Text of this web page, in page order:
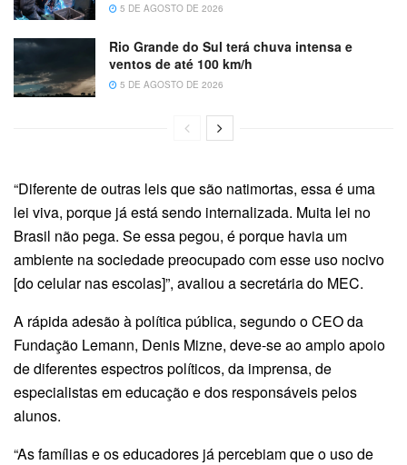
5 DE AGOSTO DE 2026
Rio Grande do Sul terá chuva intensa e
ventos de até 100 km/h
5 DE AGOSTO DE 2026
“Diferente de outras leis que são natimortas, essa é uma
lei viva, porque já está sendo internalizada. Muita lei no
Brasil não pega. Se essa pegou, é porque havia um
ambiente na sociedade preocupado com esse uso nocivo
[do celular nas escolas]”, avaliou a secretária do MEC.
A rápida adesão à política pública, segundo o CEO da
Fundação Lemann, Denis Mizne, deve-se ao amplo apoio
de diferentes espectros políticos, da imprensa, de
especialistas em educação e dos responsáveis pelos
alunos.
“As famílias e os educadores já percebiam que o uso de